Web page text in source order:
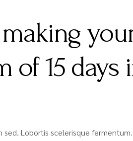
of 15 days
sed. Lobortis scelerisque